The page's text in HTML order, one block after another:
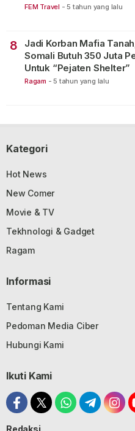
FEM Travel - 5 tahun yang lalu
8
Jadi Korban Mafia
Somali Butuh 350 Juta
Untuk “Pejaten Shelter”
Ragam - 5 tahun yang lalu
Kategori
Hot News
New Comer
Movie & TV
Tekhnologi & Gadget
Ragam
Informasi
Tentang Kami
Pedoman Media Ciber
Hubungi Kami
Ikuti Kami
Redaksi